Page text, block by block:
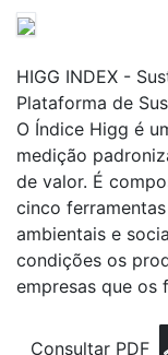
HIGG INDEX -
Plataforma de
O Índice Higg é
medição
de valor. É
cinco
ambientais e
condições os
empresas que os
Consultar PDF